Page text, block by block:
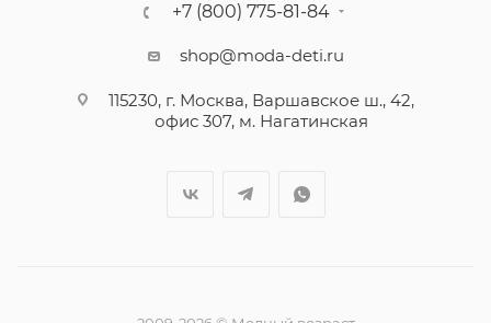
+7 (800) 775-81-84
shop@moda-deti.ru
115230, г. Москва, Варшавское ш., 42,
офис 307, м. Нагатинская